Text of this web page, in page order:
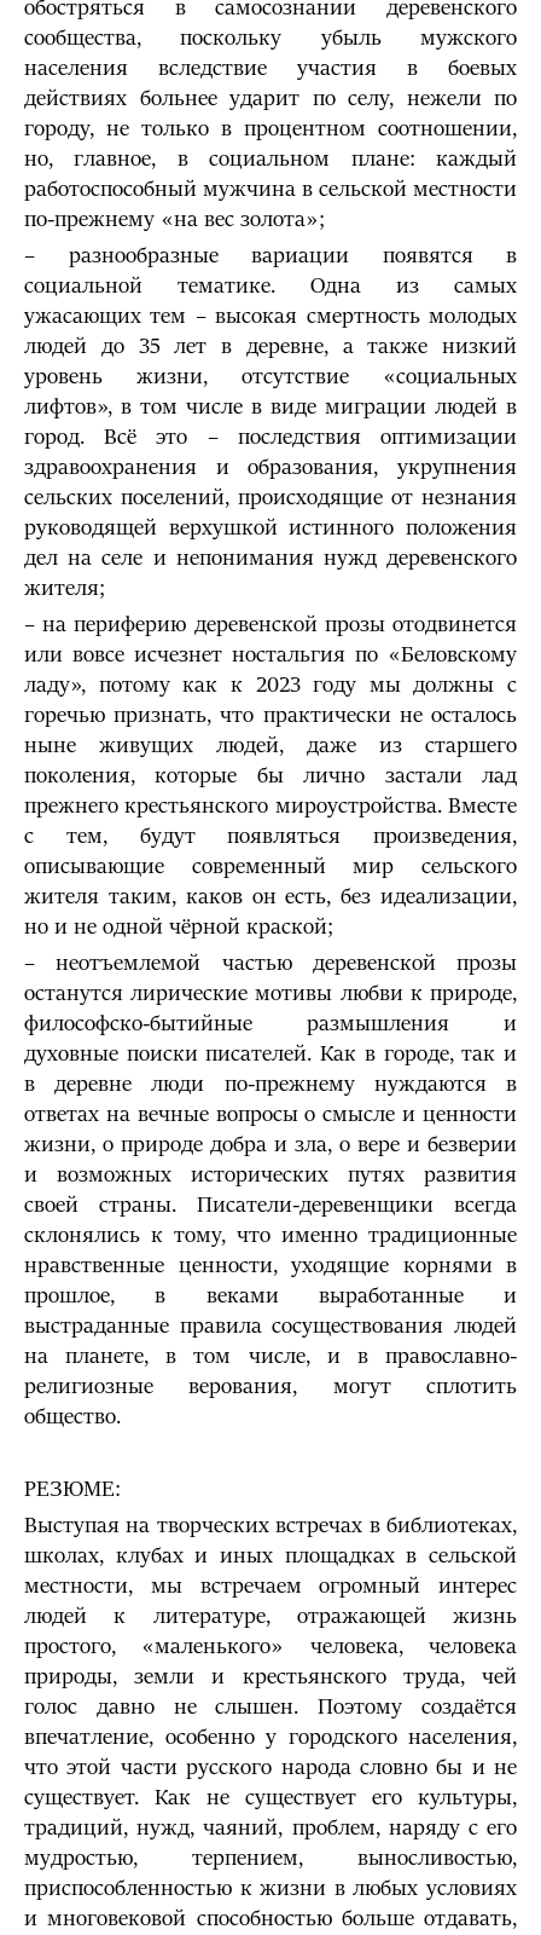
обостряться в самосознании деревенского
сообщества, поскольку убыль мужского
населения вследствие участия в боевых
действиях больнее ударит по селу, нежели по
городу, не только в процентном соотношении,
но, главное, в социальном плане: каждый
работоспособный мужчина в сельской местности
по-прежнему «на вес золота»;
– разнообразные вариации появятся в
социальной тематике. Одна из самых
ужасающих тем – высокая смертность молодых
людей до 35 лет в деревне, а также низкий
уровень жизни, отсутствие «социальных
лифтов», в том числе в виде миграции людей в
город. Всё это – последствия оптимизации
здравоохранения и образования, укрупнения
сельских поселений, происходящие от незнания
руководящей верхушкой истинного положения
дел на селе и непонимания нужд деревенского
жителя;
– на периферию деревенской прозы отодвинется
или вовсе исчезнет ностальгия по «Беловскому
ладу», потому как к 2023 году мы должны с
горечью признать, что практически не осталось
ныне живущих людей, даже из старшего
поколения, которые бы лично застали лад
прежнего крестьянского мироустройства. Вместе
с тем, будут появляться произведения,
описывающие современный мир сельского
жителя таким, каков он есть, без идеализации,
но и не одной чёрной краской;
– неотъемлемой частью деревенской прозы
останутся лирические мотивы любви к природе,
философско-бытийные размышления и
духовные поиски писателей. Как в городе, так и
в деревне люди по-прежнему нуждаются в
ответах на вечные вопросы о смысле и ценности
жизни, о природе добра и зла, о вере и безверии
и возможных исторических путях развития
своей страны. Писатели-деревенщики всегда
склонялись к тому, что именно традиционные
нравственные ценности, уходящие корнями в
прошлое, в веками выработанные и
выстраданные правила сосуществования людей
на планете, в том числе, и в православно-
религиозные верования, могут сплотить
общество.
РЕЗЮМЕ:
Выступая на творческих встречах в библиотеках,
школах, клубах и иных площадках в сельской
местности, мы встречаем огромный интерес
людей к литературе, отражающей жизнь
простого, «маленького» человека, человека
природы, земли и крестьянского труда, чей
голос давно не слышен. Поэтому создаётся
впечатление, особенно у городского населения,
что этой части русского народа словно бы и не
существует. Как не существует его культуры,
традиций, нужд, чаяний, проблем, наряду с его
мудростью, терпением, выносливостью,
приспособленностью к жизни в любых условиях
и многовековой способностью больше отдавать,